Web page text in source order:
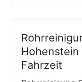
Fahrzeit